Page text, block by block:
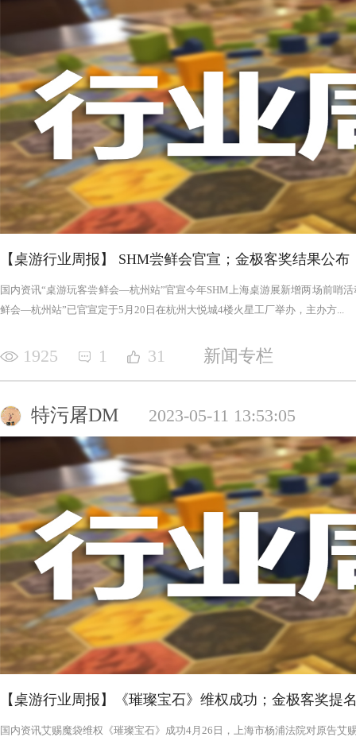
否进入罪恶的回合，鉴于次数有限以及是在英雄之后，这对
雄在场上存活的时间推移，英雄会变得更强，为了不断重创
日记录表，末日记录表上的数字越大，罪恶将会变得愈加难
竭尽全力后，仍要凭着压倒性的力量夷平土地。 与罪恶相对应的，是英雄阵营。每一次游戏，会在众
多英雄中（基础是七个，扩展中还有二十个左右）选择七个
的能力，也各有侧重，这一点的设计使游戏可玩度更高。然
的危机，英雄的每次行动都需要深思熟虑，与队友的配合显
英雄更是需要不断搜寻装备武装自己，然而每一轮的装备数
英雄为了目标浴血奋战，然而行动有限，资源有限，英雄们
战、面对压力的人来说，英雄的阵营将让你沉浸于此。，而
我体验的六局里，只扮演了一次罪恶，大多数作为英雄时，
游戏，不仅仅是挑战，而是它本身加入的运气因素和策略程
实现的艰巨挑战。大家有机会确实值得尝试！
【桌游行业周报】 SHM尝鲜会官宣；金极客奖结果公布
国内资讯“桌游玩客尝鲜会—杭州站”官宣今年SHM上海桌游展新增两场前哨
鲜会—杭州站”已官宣定于5月20日在杭州大悦城4楼火星工厂举办，主办方...
1925 1 31 新闻专栏
特污屠DM 2023-05-11 13:53:05
【桌游行业周报】《璀璨宝石》维权成功；金极客奖提
国内资讯艾赐魔袋维权《璀璨宝石》成功4月26日，上海市杨浦法院对原告艾